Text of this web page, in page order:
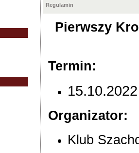
Regulamin
Pierwszy
Termin:
15.10.2022
Organizator:
Klub